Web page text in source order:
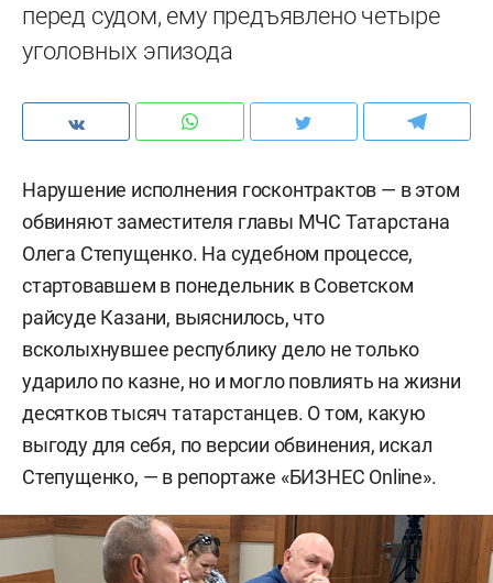
перед судом, ему предъявлено четыре
уголовных эпизода
Нарушение исполнения госконтрактов — в этом
обвиняют заместителя главы МЧС Татарстана
Олега Степущенко. На судебном процессе,
стартовавшем в понедельник в Советском
райсуде Казани, выяснилось, что
всколыхнувшее республику дело не только
ударило по казне, но и могло повлиять на жизни
десятков тысяч татарстанцев. О том, какую
выгоду для себя, по версии обвинения, искал
Степущенко, — в репортаже «БИЗНЕС Online».